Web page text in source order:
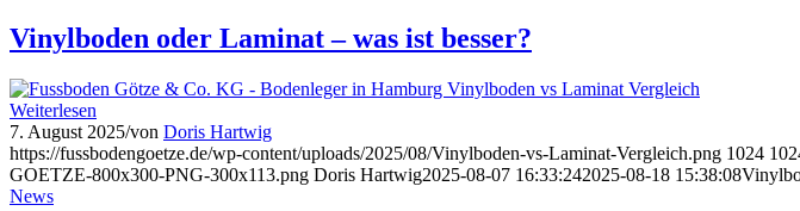
Vinylboden oder Laminat – was ist besser?
Weiterlesen
7. August 2025/von Doris Hartwig
https://fussbodengoetze.de/wp-content/uploads/2025/08/Vinylboden-vs-Laminat-Vergleich.png 1024
GOETZE-800x300-PNG-300x113.png Doris Hartwig2025-08-07 16:33:242025-08-18 15:38:08
News